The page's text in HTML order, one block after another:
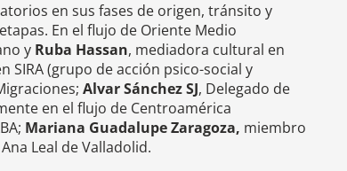
en sus fases de origen, tránsito y
En el flujo de Oriente Medio
y Ruba Hassan, mediadora cultural en
SIRA (grupo de acción psico-social y
Alvar Sánchez SJ, Delegado de
en el flujo de Centroamérica
Mariana Guadalupe Zaragoza, miembro
Leal de Valladolid.